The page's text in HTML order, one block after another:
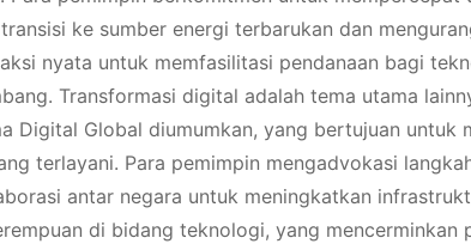
ke sumber energi terbarukan dan
nyata untuk memfasilitasi pendanaan bagi
Transformasi digital adalah tema utama
Digital Global diumumkan, yang bertujuan untuk
terlayani. Para pemimpin mengadvokasi
antar negara untuk meningkatkan
di bidang teknologi, yang mencerminkan